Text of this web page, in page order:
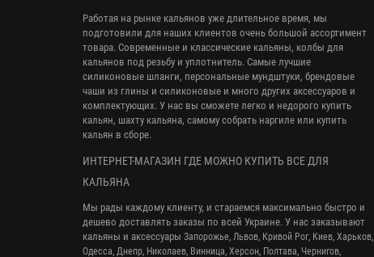
Работая на рынке кальянов уже длительное время, мы
подготовили для наших клиентов очень большой ассортимент
товара. Современные и классические кальяны, колбы для
кальянов под резьбу и уплотнитель. Самые лучшие
силиконовые шланги, персональные мундштуки, брендовые
чаши из глины и силиконовые и много других аксессуаров и
комплектующих. У нас вы сможете легко и недорого купить
кальян, шахту кальяна, самому собрать наргиле или купить
кальян в сборе.
ИНТЕРНЕТ-МАГАЗИН ГДЕ МОЖНО КУПИТЬ ВСЕ ДЛЯ
КАЛЬЯНА
Мы рады каждому клиенту, и стараемся максимально быстро и
дешево доставлять заказы по всей Украине. У нас заказывают
кальяны и аксессуары Запорожье, Львов, Кривой Рог, Киев, Харьков,
Одесса, Днепр, Николаев, Винница, Херсон, Полтава, Чернигов,